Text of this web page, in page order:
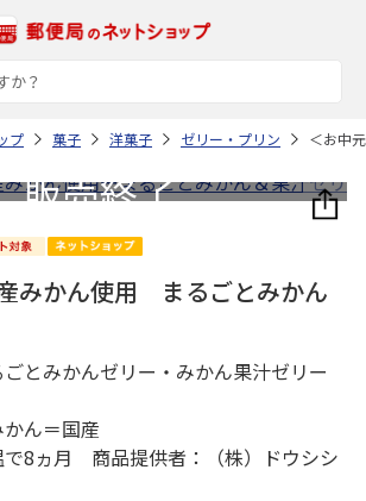
プ 菓子 洋菓子 ゼリー・プリン ＜お中
みかん使用 まるごとみかん
とみかんゼリー・みかん果汁ゼリー
ん＝国産
8ヵ月 商品提供者：（株）ドウシシ